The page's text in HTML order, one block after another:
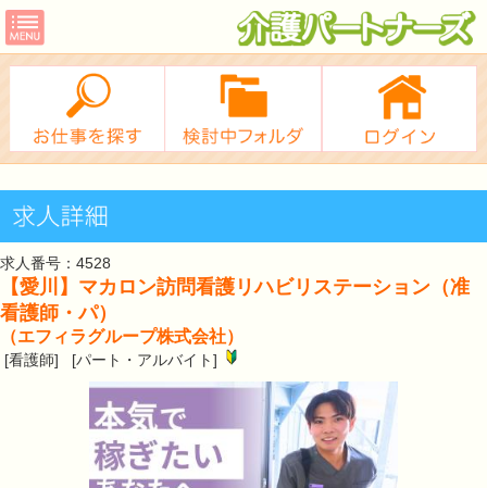
求人番号：4528
【愛川】マカロン訪問看護リハビリステーション（准
看護師・パ）
（エフィラグループ株式会社）
[看護師] [パート・アルバイト]